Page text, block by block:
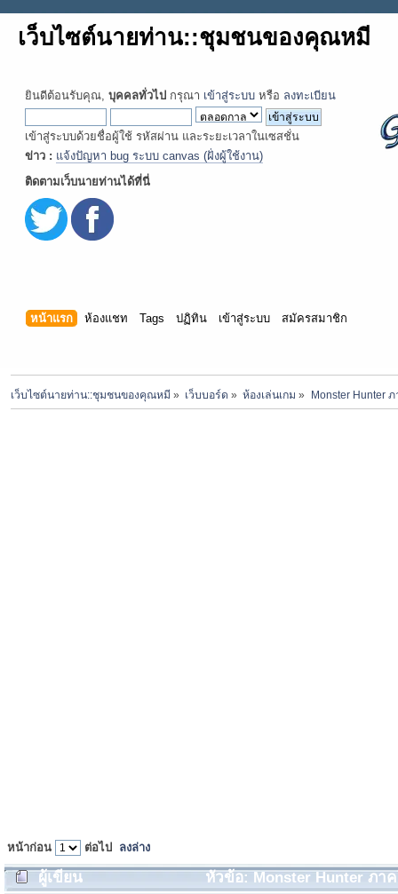
เว็บไซต์นายท่าน::ชุมชนของคุณหมี
ยินดีต้อนรับคุณ, บุคคลทั่วไป กรุณา เข้าสู่ระบบ หรือ ลงทะเบียน
เข้าสู่ระบบด้วยชื่อผู้ใช้ รหัสผ่าน และระยะเวลาในเซสชั่น
ข่าว : แจ้งปัญหา bug ระบบ canvas (ฝั่งผู้ใช้งาน)
ติดตามเว็บนายท่านได้ที่นี่
หน้าแรก ห้องแชท Tags ปฏิทิน เข้าสู่ระบบ สมัครสมาชิก
เว็บไซต์นายท่าน::ชุมชนของคุณหมี » เว็บบอร์ด » ห้องเล่นเกม » Monster Hunter
หน้าก่อน ต่อไป ลงล่าง
ผู้เขียน
หัวข้อ: Monster Hunter ภา